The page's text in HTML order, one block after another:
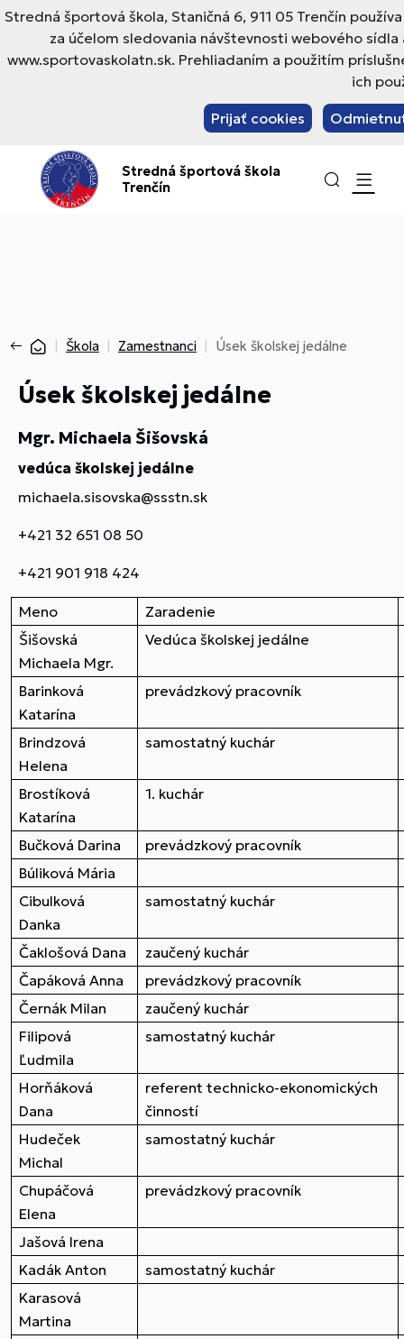
Stredná športová škola, Staničná 6, 911 05 Trenčín
za účelom sledovania návštevnosti webového
www.sportovaskolatn.sk. Prehliadaním a použitím
ich
Prijať cookies
Stredná športová škola
Trenčín
Škola Zamestnanci Úsek školskej jedálne
Úsek školskej jedálne
Mgr. Michaela Šišovská
vedúca školskej jedálne
michaela.sisovska@ssstn.sk
+421 32 651 08 50
+421 901 918 424
Meno
Zaradenie
Šišovská
Michaela Mgr.
Vedúca školskej jedálne
Barinková
Katarína
prevádzkový pracovník
Brindzová
Helena
samostatný kuchár
Brostíková
Katarína
1. kuchár
Bučková Darina
prevádzkový pracovník
Búliková Mária
Cibulková
Danka
samostatný kuchár
Čaklošová Dana
zaučený kuchár
Čapáková Anna
prevádzkový pracovník
Černák Milan
zaučený kuchár
Filipová
Ľudmila
samostatný kuchár
Horňáková
Dana
referent technicko-ekonomických
činností
Hudeček
Michal
samostatný kuchár
Chupáčová
Elena
prevádzkový pracovník
Jašová Irena
Kadák Anton
samostatný kuchár
Karasová
Martina